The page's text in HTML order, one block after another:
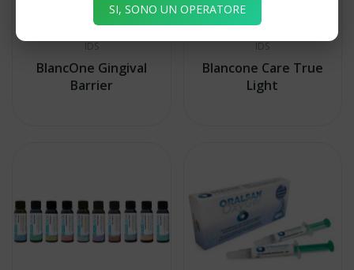
IDS
BlancOne Gingival
Barrier
IDS
Blancone Care True
Light
SI, SONO UN OPERATORE